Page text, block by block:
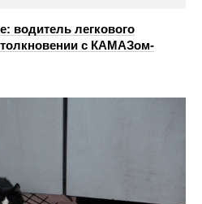
водитель легкового
с КАМАЗом-